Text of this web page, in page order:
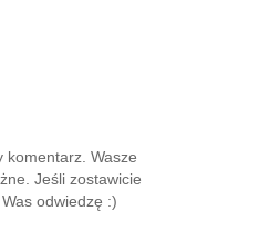
komentarz. Wasze
Jeśli zostawicie
odwiedzę :)